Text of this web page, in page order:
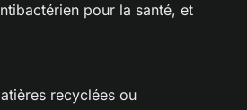
pour la santé, et
recyclées ou